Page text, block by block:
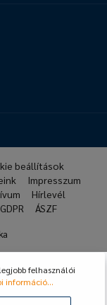
beállítások
Impresszum
Hírlevél
GDPR
ÁSZF
felhasználói
információ...